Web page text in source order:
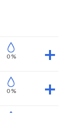
0 %
0 %